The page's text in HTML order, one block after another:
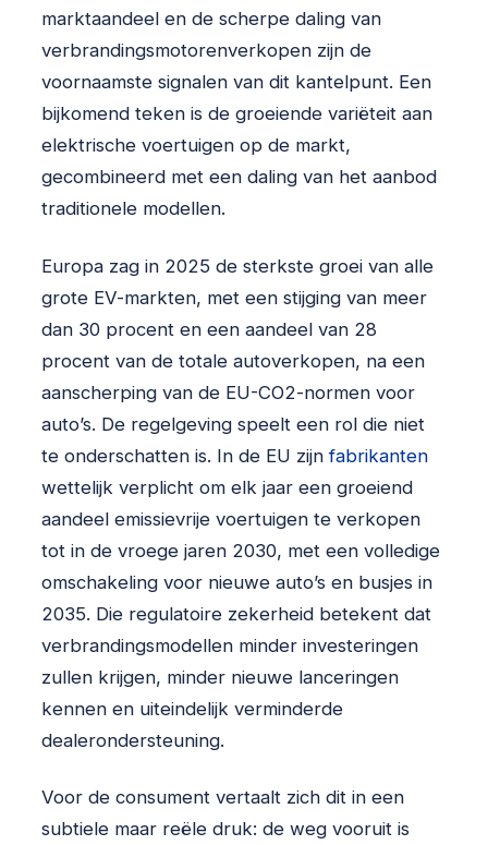
marktaandeel en de scherpe daling van
verbrandingsmotorenverkopen zijn de
voornaamste signalen van dit kantelpunt. Een
bijkomend teken is de groeiende variëteit aan
elektrische voertuigen op de markt,
gecombineerd met een daling van het aanbod
traditionele modellen.
Europa zag in 2025 de sterkste groei van alle
grote EV-markten, met een stijging van meer
dan 30 procent en een aandeel van 28
procent van de totale autoverkopen, na een
aanscherping van de EU-CO2-normen voor
auto’s. De regelgeving speelt een rol die niet
te onderschatten is. In de EU zijnfabrikanten
wettelijk verplicht om elk jaar een groeiend
aandeel emissievrije voertuigen te verkopen
tot in de vroege jaren 2030, met een volledige
omschakeling voor nieuwe auto’s en busjes in
2035. Die regulatoire zekerheid betekent dat
verbrandingsmodellen minder investeringen
zullen krijgen, minder nieuwe lanceringen
kennen en uiteindelijk verminderde
dealerondersteuning.
Voor de consument vertaalt zich dit in een
subtiele maar reële druk: de weg vooruit is